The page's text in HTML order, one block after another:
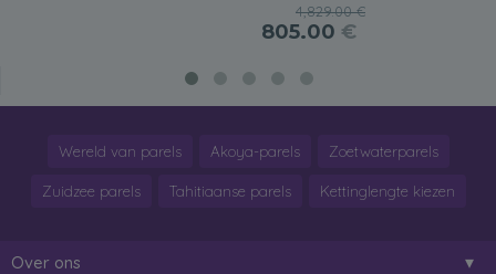
4,829.00 €
805.00 €
Wereld van parels Akoya-parels Zoetwaterparels
Zuidzee parels Tahitiaanse parels Kettinglengte kiezen
Over ons